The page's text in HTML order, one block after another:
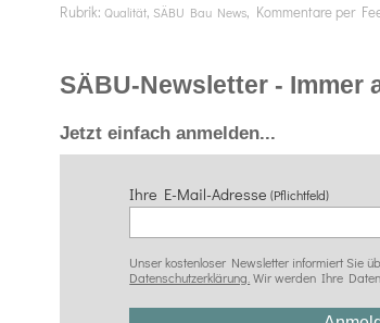
Rubrik: Qualität, SÄBU Bau News, Kommentare per
SÄBU-Newsletter - Immer
Jetzt einfach anmelden...
Ihre E-Mail-Adresse(Pflichtfeld)
Unser kostenloser Newsletter informiert Sie
Datenschutzerklärung. Wir werden Ihre